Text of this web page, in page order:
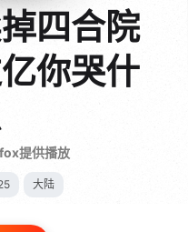
四合院
你哭什
提供播放
大陆